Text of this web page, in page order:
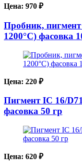
Цена: 970 ₽
Пробник,
1200°С) фасовка
Цена: 220 ₽
Пигмент IC 16/
фасовка 50 гр
Цена: 620 ₽